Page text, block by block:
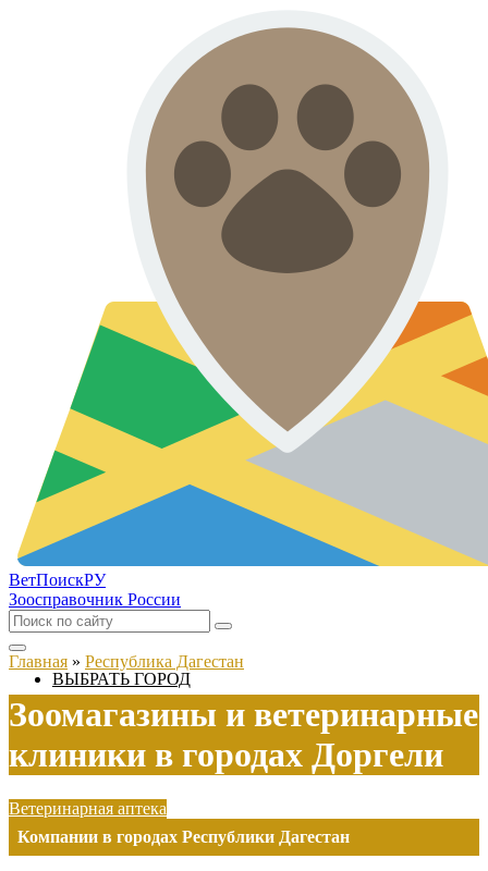
ВетПоискРУ
Зоосправочник России
ВЫБРАТЬ ГОРОД
Главная » Республика Дагестан
Зоомагазины и ветеринарные
клиники в городах Доргели
Ветеринарная аптека
Компании в городах Республики Дагестан